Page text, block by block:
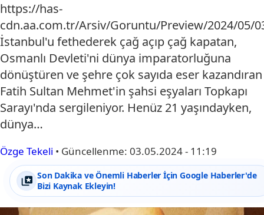
https://has-
cdn.aa.com.tr/Arsiv/Goruntu/Preview/2024/05/
İstanbul'u fethederek çağ açıp çağ kapatan,
Osmanlı Devleti'ni dünya imparatorluğuna
dönüştüren ve şehre çok sayıda eser kazandıran
Fatih Sultan Mehmet'in şahsi eşyaları Topkapı
Sarayı'nda sergileniyor. Henüz 21 yaşındayken,
dünya…
Özge Tekeli • Güncellenme: 03.05.2024 - 11:19
Son Dakika ve Önemli Haberler İçin Google Haberler'de
Bizi Kaynak Ekleyin!